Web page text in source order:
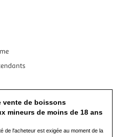
vente de boissons
mineurs de moins de 18 ans
de l'acheteur est exigée au moment de la